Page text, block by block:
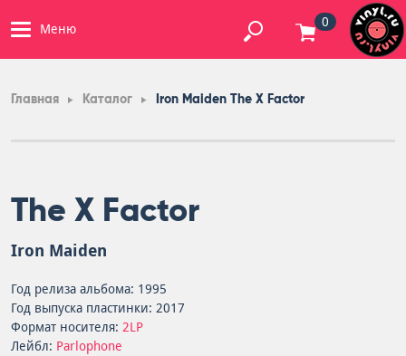
Меню 0
Главная Каталог Iron Maiden The X Factor
The X Factor
Iron Maiden
Год релиза альбома: 1995
Год выпуска пластинки: 2017
Формат носителя: 2LP
Лейбл: Parlophone